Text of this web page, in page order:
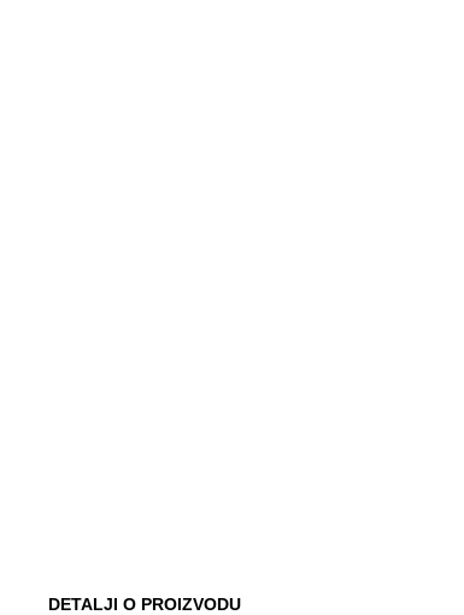
DETALJI O PROIZVODU